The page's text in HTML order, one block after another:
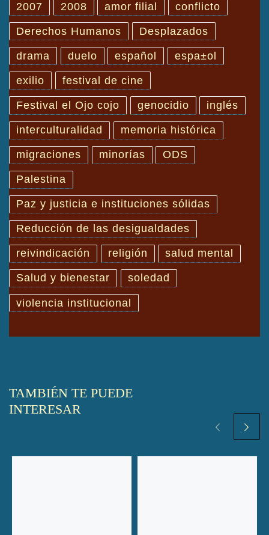
2007 2008 amor filial conflicto
Derechos Humanos Desplazados
drama duelo español espa±ol
exilio festival de cine
Festival el Ojo cojo genocidio inglés
interculturalidad memoria histórica
migraciones minorías ODS
Palestina
Paz y justicia e instituciones sólidas
Reducción de las desigualdades
reivindicación religión salud mental
Salud y bienestar soledad
violencia institucional
TAMBIÉN TE PUEDE
INTERESAR